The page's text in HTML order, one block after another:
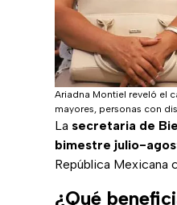
Ariadna Montiel reveló el
mayores, personas con
La secretaria de
bimestre julio-
República Mexicana
¿Qué